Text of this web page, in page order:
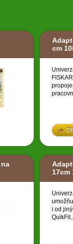
cm
17cm
i od